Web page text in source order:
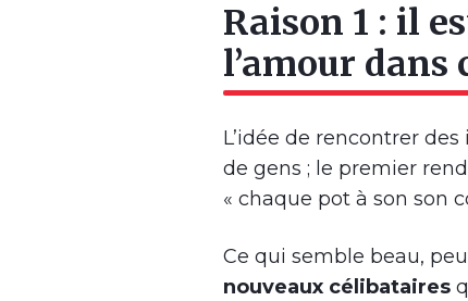
Raison 1 : il
l’amour dans
L’idée de rencontrer
de gens ; le premier
« chaque pot à son son
Ce qui semble beau,
nouveaux célibataires